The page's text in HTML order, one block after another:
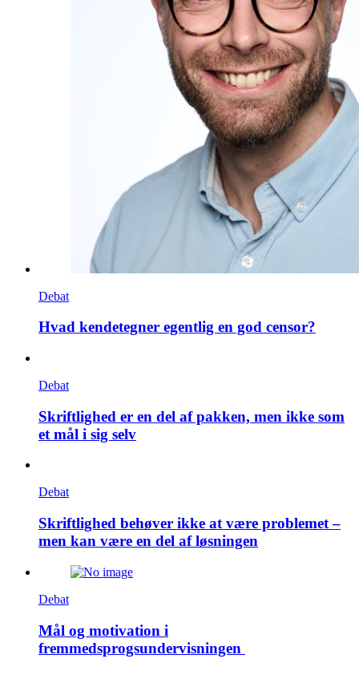
Debat
Hvad kendetegner egentlig en god censor?
Debat
Skriftlighed er en del af pakken, men ikke som
et mål i sig selv
Debat
Skriftlighed behøver ikke at være problemet –
men kan være en del af løsningen
Debat
Mål og motivation i
fremmedsprogsundervisningen